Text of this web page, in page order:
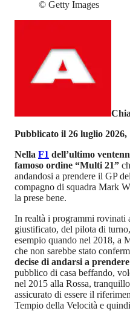
© Getty Images
Pubblicato il 26 luglio 2026,
Nella F1 dell’ultimo
famoso ordine “Multi 21”
andandosi a prendere il GP
compagno di squadra Mark
la prese bene.
In realtà i programmi rovinati
giustificato, del pilota di
esempio quando nel 2018, a
che non sarebbe stato
decise di andarsi a
pubblico di casa beffando,
nel 2015 alla Rossa,
assicurato di essere il
Tempio della Velocità e